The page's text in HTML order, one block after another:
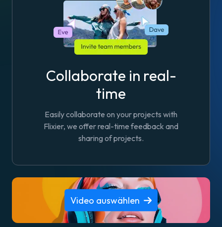
Collaborate in real-
time
Easily collaborate on your projects with
Flixier, we offer real-time feedback and
sharing of projects.
Video auswählen